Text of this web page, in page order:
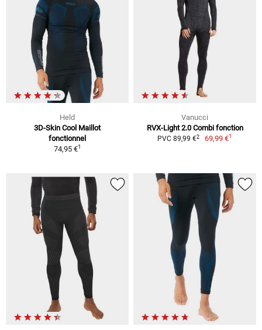
Held
3D-Skin Cool Maillot
fonctionnel
74,95 €1
Vanucci
RVX-Light 2.0 Combi fonction
PVC 89,99 €2 69,99 €1